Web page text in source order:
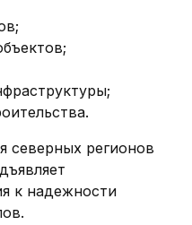
северных регионов
к надежности